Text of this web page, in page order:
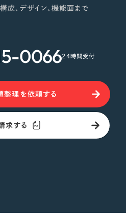
成、デザイン、機能面まで
006624時間受付
整理を依頼する
求する